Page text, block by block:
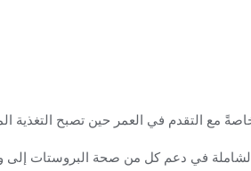
مع التقدم في العمر حين تصبح التغذية
الشاملة في دعم كل من صحة البروستات